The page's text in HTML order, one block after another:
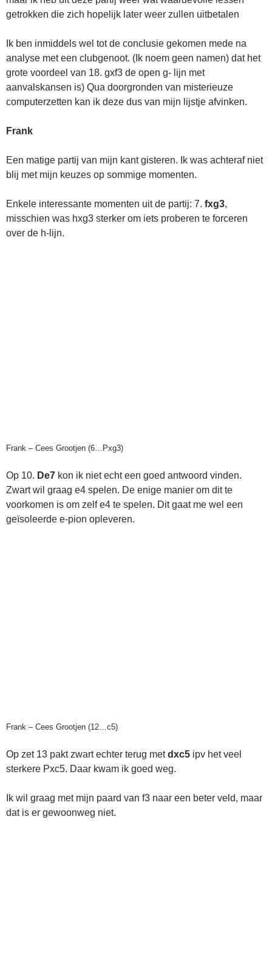
getrokken die zich hopelijk later weer zullen uitbetalen
Ik ben inmiddels wel tot de conclusie gekomen mede na
analyse met een clubgenoot. (Ik noem geen namen) dat het
grote voordeel van 18. gxf3 de open g- lijn met
aanvalskansen is) Qua doorgronden van misterieuze
computerzetten kan ik deze dus van mijn lijstje afvinken.
Frank
Een matige partij van mijn kant gisteren. Ik was achteraf niet
blij met mijn keuzes op sommige momenten.
Enkele interessante momenten uit de partij: 7. fxg3,
misschien was hxg3 sterker om iets proberen te forceren
over de h-lijn.
Frank – Cees Grootjen (6…Pxg3)
Op 10. De7 kon ik niet echt een goed antwoord vinden.
Zwart wil graag e4 spelen. De enige manier om dit te
voorkomen is om zelf e4 te spelen. Dit gaat me wel een
geïsoleerde e-pion opleveren.
Frank – Cees Grootjen (12…c5)
Op zet 13 pakt zwart echter terug metdxc5 ipv het veel
sterkere Pxc5. Daar kwam ik goed weg.
Ik wil graag met mijn paard van f3 naar een beter veld, maar
dat is er gewoonweg niet.